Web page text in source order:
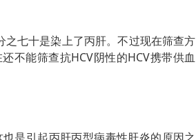
七十是染上了丙肝。不过现在筛查方
不能筛查抗HCV阴性的HCV携带供血